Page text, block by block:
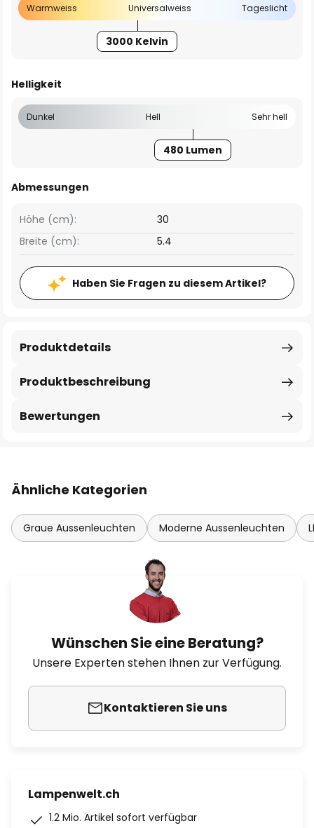
Warmweiss Universalweiss Tageslicht
3000 Kelvin
Helligkeit
Dunkel Hell Sehr hell
480 Lumen
Abmessungen
Breite (cm): 5.4
Höhe (cm): 30
Haben Sie Fragen zu diesem Artikel?
Produktbeschreibung
Produktdetails
Bewertungen
Ähnliche Kategorien
Graue Aussenleuchten Moderne Aussenleuchten
Wünschen Sie eine Beratung?
Unsere Experten stehen Ihnen zur Verfügung.
Kontaktieren Sie uns
Lampenwelt.ch
1.2 Mio. Artikel sofort verfügbar